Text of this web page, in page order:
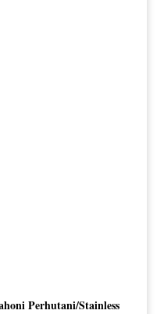
Perhutani/Stainless